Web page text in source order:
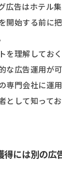
広告はホテル
開始する前に
を理解してお
な広告運用が可
専門会社に運
として知って
得には別の広